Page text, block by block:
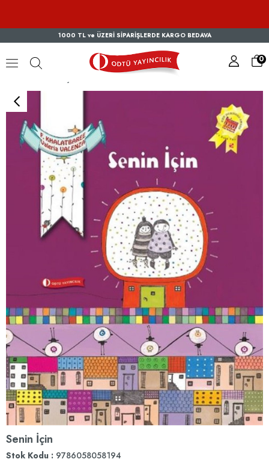
1000 TL ve ÜZERİ SİPARİŞLERDE KARGO BEDAVA
0
Senin İçin
Stok Kodu
9786058058194